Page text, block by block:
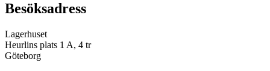
Besöksadress
Lagerhuset
Heurlins plats 1 A, 4 tr
Göteborg